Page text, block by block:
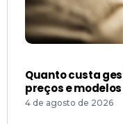
Quanto custa
preços e modelos
4 de agosto de 2026